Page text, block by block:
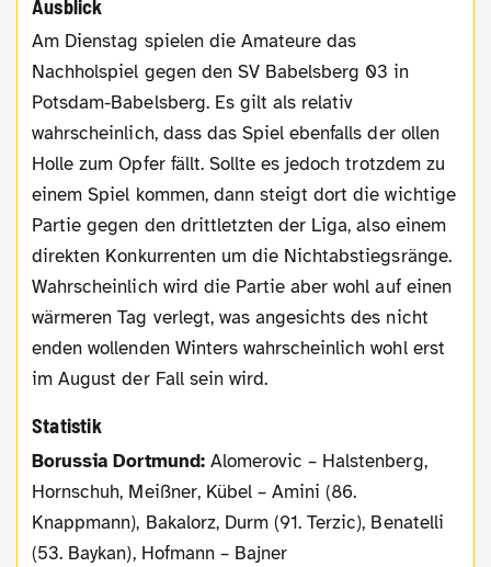
Ausblick
Am Dienstag spielen die Amateure das
Nachholspiel gegen den SV Babelsberg 03 in
Potsdam-Babelsberg. Es gilt als relativ
wahrscheinlich, dass das Spiel ebenfalls der ollen
Holle zum Opfer fällt. Sollte es jedoch trotzdem zu
einem Spiel kommen, dann steigt dort die wichtige
Partie gegen den drittletzten der Liga, also einem
direkten Konkurrenten um die Nichtabstiegsränge.
Wahrscheinlich wird die Partie aber wohl auf einen
wärmeren Tag verlegt, was angesichts des nicht
enden wollenden Winters wahrscheinlich wohl erst
im August der Fall sein wird.
Statistik
Borussia Dortmund:Alomerovic – Halstenberg,
Hornschuh, Meißner, Kübel – Amini (86.
Knappmann), Bakalorz, Durm (91. Terzic), Benatelli
(53. Baykan), Hofmann – Bajner